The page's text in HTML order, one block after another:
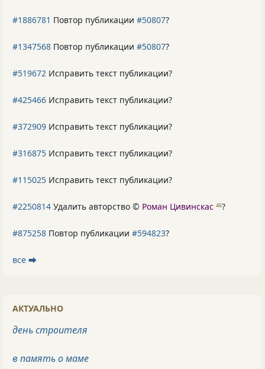
#1886781 Повтор публикации #50807?
#1347568 Повтор публикации #50807?
#519672 Исправить текст публикации?
#425466 Исправить текст публикации?
#372909 Исправить текст публикации?
#316875 Исправить текст публикации?
#115025 Исправить текст публикации?
#2250814 Удалить авторство © Роман Цивинскас 46?
#875258 Повтор публикации #594823?
все ⮕
АКТУАЛЬНО
день строителя
в память о маме